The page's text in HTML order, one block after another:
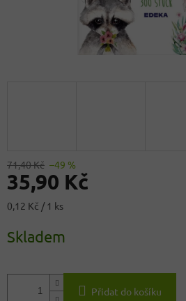
71,40 Kč –49 %
35,90 Kč
Měrná
0,12 Kč / 1 ks
Skladem
Přidat do košíku